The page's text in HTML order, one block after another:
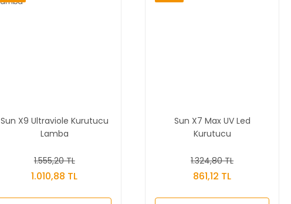
Sun X9 Ultraviole Kurutucu
Lamba
1.555,20 TL
1.010,88 TL
Sun X7 Max UV Led
Kurutucu
1.324,80 TL
861,12 TL